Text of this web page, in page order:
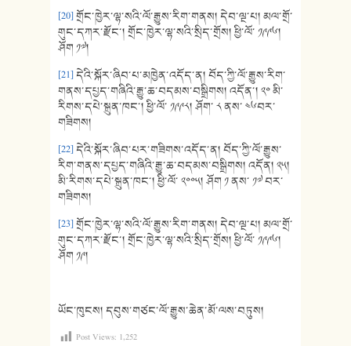
[20]གྲོང་ཁྱེར་ལྷ་སའི་ལོ་རྒྱུས་རིག་གནས། དེབ་ལྔ་པ། མལ་གྲོ་
གུང་དཀར་རྫོང་། གྲོང་ཁྱེར་ལྷ་སའི་སྲིད་གྲོས། ཕྱི་ལོ་ ༡༩༩༦།
ཤོག ༡༧།
[21]དེའི་སྐོར་ཞིབ་པ་མཁྱེན་འདོད་ན། བོད་ཀྱི་ལོ་རྒྱུས་རིག་
གནས་དཔྱད་གཞིའི་རྒྱུ་ཆ་བདམས་བསྒྲིགས། འདོན་། ༢༠ མི་
རིགས་དཔེ་སྐྲུན་ཁང་། ཕྱི་ལོ་ ༡༩༩༨། ཤོག་ ༨ ནས་ ༤༦བར་
གཟིགས།
[22]དེའི་སྐོར་ཞིབ་པར་གཟིགས་འདོད་ན། བོད་ཀྱི་ལོ་རྒྱུས་
རིག་གནས་དཔྱད་གཞིའི་རྒྱུ་ཆ་བདམས་བསྒྲིགས། འདོན། ༢༥།
མི་རིགས་དཔེ་སྐྲུན་ཁང་། ཕྱི་ལོ་ ༢༠༠༥། ཤོག ༡ ནས་ ༡༧ བར་
གཟིགས།
[23]གྲོང་ཁྱེར་ལྷ་སའི་ལོ་རྒྱུས་རིག་གནས། དེབ་ལྔ་པ། མལ་གྲོ་
གུང་དཀར་རྫོང་། གྲོང་ཁྱེར་ལྷ་སའི་སྲིད་གྲོས། ཕྱི་ལོ་ ༡༩༩༦།
ཤོག ༡༩།
ཡོང་ཁུངས། དབུས་གཙང་ལོ་རྒྱུས་ཆེན་མོ་ལས་བཏུས།
Post Views: 1,252